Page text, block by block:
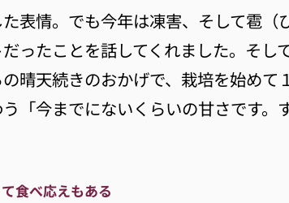
表情。でも今年は凍害、そして雹（
ったことを話してくれました。そし
晴天続きのおかげで、栽培を始めて
「今までにないくらいの甘さです。
食べ応えもある